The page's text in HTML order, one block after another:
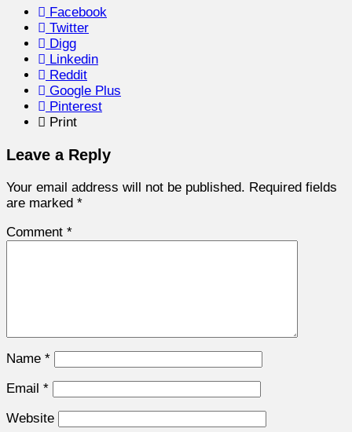
Facebook
Twitter
Digg
Linkedin
Reddit
Google Plus
Pinterest
Print
Leave a Reply
Your email address will not be published. Required fields
are marked *
Comment *
Name *
Email *
Website